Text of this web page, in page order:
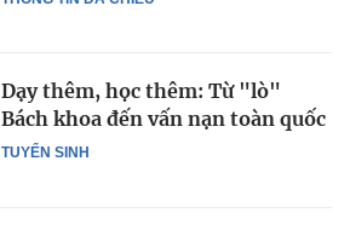
TUYỂN SINH
Dạy thêm, học thêm: Từ "lò"
Bách khoa đến vấn nạn toàn quốc